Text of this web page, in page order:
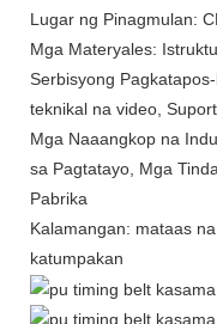
Lugar ng Pinagmulan:
Mga Materyales:
Serbisyong
teknikal na video,
Mga Naaangkop na
sa Pagtatayo, Mga
Pabrika
Kalamangan: mataas
katumpakan